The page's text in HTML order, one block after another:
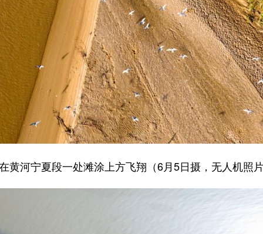
黄河宁夏段一处滩涂上方飞翔（6月5日摄，无人机照